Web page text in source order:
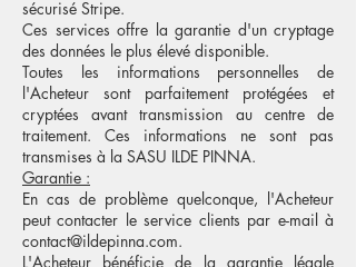
sécurisé Stripe.
Ces services offre la garantie d'un cryptage
des données le plus élevé disponible.
Toutes les informations personnelles de
l'Acheteur sont parfaitement protégées et
cryptées avant transmission au centre de
traitement. Ces informations ne sont pas
transmises à la SASU ILDE PINNA.
Garantie :
En cas de problème quelconque, l'Acheteur
peut contacter le service clients par e-mail à
contact@ildepinna.com.
L'Acheteur bénéficie de la garantie légale